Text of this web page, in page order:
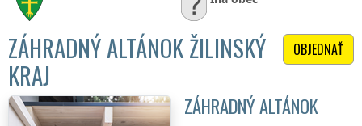
OBJEDNAŤ
ZÁHRADNÝ ALTÁNOK ŽILINSKÝ
KRAJ
ZÁHRADNÝ ALTÁNOK